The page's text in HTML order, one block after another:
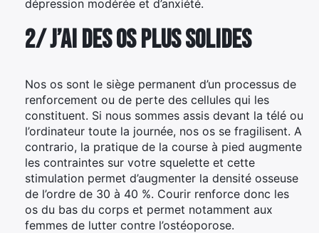
dépression modérée et d’anxiété.
2/ J’ai des os plus solides
Nos os sont le siège permanent d’un processus de
renforcement ou de perte des cellules qui les
constituent. Si nous sommes assis devant la télé ou
l’ordinateur toute la journée, nos os se fragilisent. A
contrario, la pratique de la course à pied augmente
les contraintes sur votre squelette et cette
stimulation permet d’augmenter la densité osseuse
de l’ordre de 30 à 40 %. Courir renforce donc les
os du bas du corps et permet notamment aux
femmes de lutter contre l’ostéoporose.